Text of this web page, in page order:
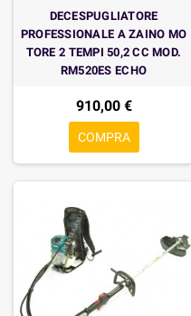
DECESPUGLIATORE
PROFESSIONALE A ZAINO MO
TORE 2 TEMPI 50,2 CC MOD.
RM520ES ECHO
910,00 €
COMPRA